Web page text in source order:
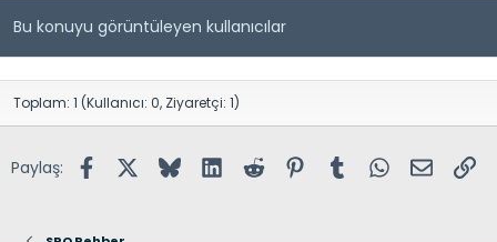
Bu konuyu görüntüleyen kullanıcılar
Toplam: 1 (Kullanıcı: 0, Ziyaretçi: 1)
Paylaş: FacebookX (Twitter)
BlueskyLinkedInReddit PinterestTumblr WhatsApp
E-posta